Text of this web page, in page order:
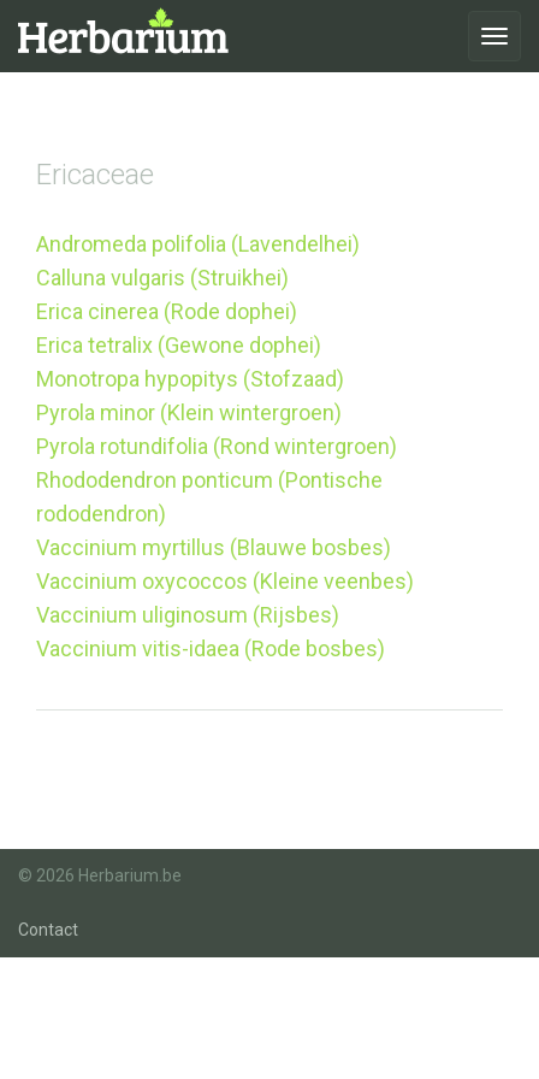
Toggle
Ericaceae
Andromeda polifolia (Lavendelhei)
Calluna vulgaris (Struikhei)
Erica cinerea (Rode dophei)
Erica tetralix (Gewone dophei)
Monotropa hypopitys (Stofzaad)
Pyrola minor (Klein wintergroen)
Pyrola rotundifolia (Rond wintergroen)
Rhododendron ponticum (Pontische
rododendron)
Vaccinium myrtillus (Blauwe bosbes)
Vaccinium oxycoccos (Kleine veenbes)
Vaccinium uliginosum (Rijsbes)
Vaccinium vitis-idaea (Rode bosbes)
© 2026 Herbarium.be
Contact